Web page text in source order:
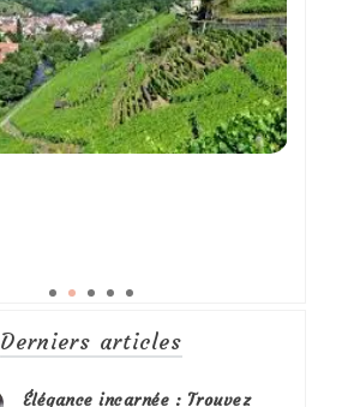
Derniers articles
Élégance incarnée : Trouvez